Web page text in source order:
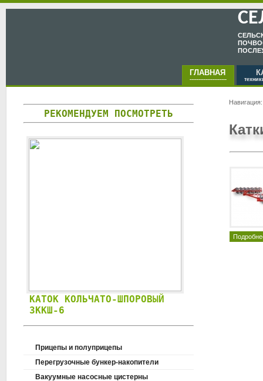
ГЛАВНАЯ
---------------------
РЕКОМЕНДУЕМ ПОСМОТРЕТЬ
КАТОК КОЛЬЧАТО-ШПОРОВЫЙ
3ККШ-6
Прицепы и полуприцепы
Перегрузочные бункер-накопители
Вакуумные насосные цистерны